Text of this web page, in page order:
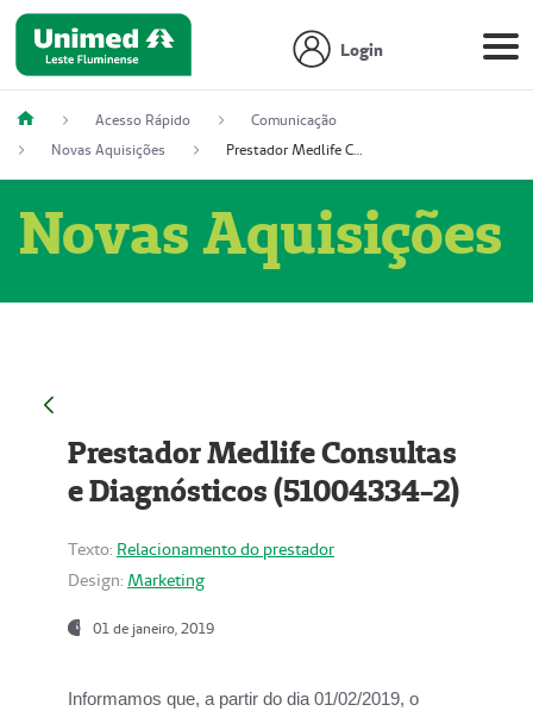
Login
Acesso Rápido
Comunicação
Novas Aquisições
Prestador Medlife Consultas e Diagnósticos (51004334-2)
Novas Aquisições
Prestador Medlife Consultas
e Diagnósticos (51004334-2)
Texto: Relacionamento do prestador
Design: Marketing
01 de janeiro, 2019
Informamos que, a partir do dia 01/02/2019, o